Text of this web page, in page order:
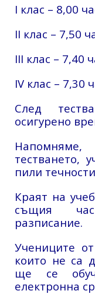
I клас – 8,00
II клас – 7,50
III клас – 7,40
IV клас – 7,30
След
осигурено
тестването,
пили
Краят на
същия
разписание.
Учениците
които не са
ще се
електронна